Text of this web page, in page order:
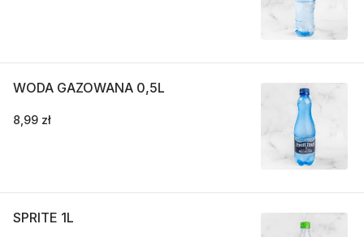
WODA GAZOWANA 0,5L
8,99 zł
SPRITE 1L